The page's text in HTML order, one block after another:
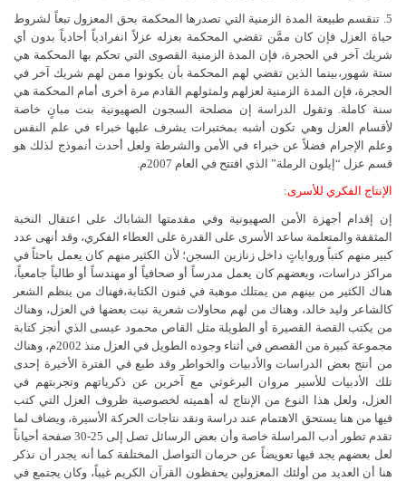
5. تنقسم طبيعة المدة الزمنية التي تصدرها المحكمة بحق المعزول تبعاً لشروط
حياة العزل فإن كان ممَّن تقضي المحكمة بعزله عزلاً انفرادياً أحادياً بدون أي
شريك آخر في الحجرة، فإن المدة الزمنية القصوى التي تحكم بها المحكمة هي
ستة شهور،بينما الذين تقضي لهم المحكمة بأن يكونوا ممن لهم شريك آخر في
الحجرة، فإن المدة الزمنية لعزلهم ولمثولهم القادم مرة أخرى أمام المحكمة هي
سنة كاملة. وتقول الدراسة إن مصلحة السجون الصهيونية بنت مبانٍ خاصة
لأقسام العزل وهي تكون أشبه بمختبرات يشرف عليها خبراء في علم النفس
وعلم الإجرام فضلاً عن خبراء في الأمن والشرطة ولعل أحدث أنموذج لذلك هو
قسم عزل “إيلون الرملة” الذي افتتح في العام 2007م.
الإنتاج الفكري للأسرى:
إن إقدام أجهزة الأمن الصهيونية وفي مقدمتها الشاباك على اعتقال النخبة
المثقفة والمتعلمة ساعد الأسرى على القدرة على العطاء الفكري، وقد أنهى عدد
كبير منهم كتباً ورواياتٍ داخل زنازين السجن؛ لأن الكثير منهم كان يعمل باحثاً في
مراكز دراسات، وبعضهم كان يعمل مدرساً أو صحافياً أو مهندساً أو طالباً جامعياً،
هناك الكثير من بينهم من يمتلك موهبة في فنون الكتابة،فهناك من ينظم الشعر
كالشاعر وليد خالد، وهناك من لهم محاولات شعرية نبت بعضها في العزل، وهناك
من يكتب القصة القصيرة أو الطويلة مثل القاص محمود عيسى الذي أنجز كتابة
مجموعة كبيرة من القصص في أثناء وجوده الطويل في العزل منذ 2002م، وهناك
من أنتج بعض الدراسات والأدبيات والخواطر وقد طبع في الفترة الأخيرة إحدى
تلك الأدبيات للأسير مروان البرغوثي مع آخرين عن ذكرياتهم وتجربتهم في
العزل، ولعل هذا النوع من الإنتاج له أهميته لخصوصية ظروف العزل التي كتب
فيها من هنا يستحق الاهتمام عند دراسة ونقد نتاجات الحركة الأسيرة، ويضاف لما
تقدم تطور أدب المراسلة خاصة وأن بعض الرسائل تصل إلى 25-30 صفحة أحياناً
لعل بعضهم يجد فيها تعويضاً عن حرمان التواصل المختلفة كما أنه يجدر أن نذكر
هنا أن العديد من أولئك المعزولين يحفظون القرآن الكريم غيباً، وكان يجتمع في